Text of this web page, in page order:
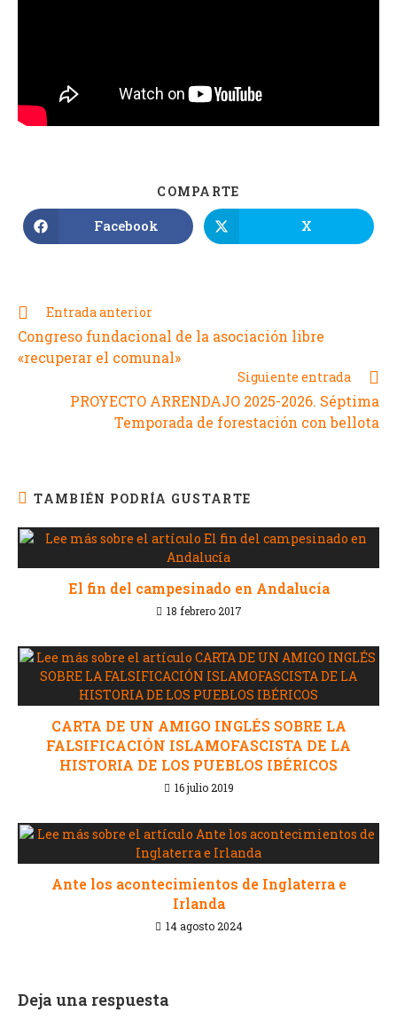
COMPARTE
Facebook X
Entrada anterior
Congreso fundacional de la asociación libre
«recuperar el comunal»
Siguiente entrada
PROYECTO ARRENDAJO 2025-2026. Séptima
Temporada de forestación con bellota
TAMBIÉN PODRÍA GUSTARTE
El fin del campesinado en Andalucía
18 febrero 2017
CARTA DE UN AMIGO INGLÉS SOBRE LA
FALSIFICACIÓN ISLAMOFASCISTA DE LA
HISTORIA DE LOS PUEBLOS IBÉRICOS
16 julio 2019
Ante los acontecimientos de Inglaterra e
Irlanda
14 agosto 2024
Deja una respuesta